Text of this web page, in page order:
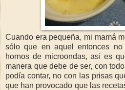
Cuando era pequeña, mi mamá
sólo que en aquel entonces
hornos de microondas, así es
manera que debe de ser, con
podía contar, no con las prisas
que han provocado que las